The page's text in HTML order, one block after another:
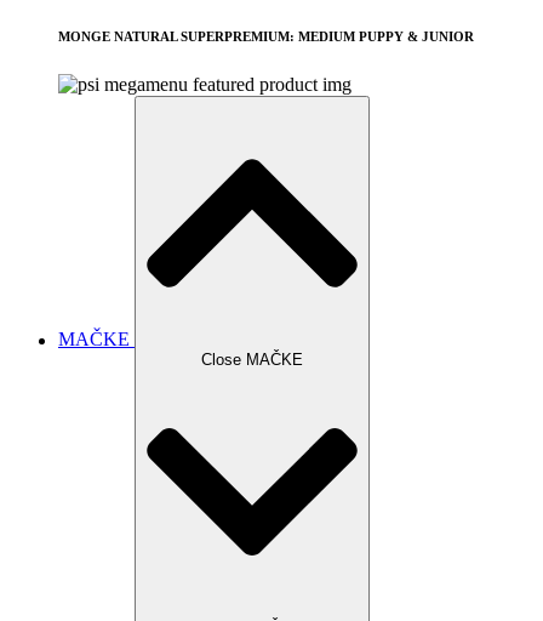
MONGE NATURAL SUPERPREMIUM: MEDIUM PUPPY & JUNIOR
MAČKE
Close MAČKE